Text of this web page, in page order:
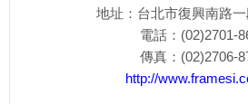
地址：台北市復興南路
電話：(02)2701-
傳真：(02)2706-
http://